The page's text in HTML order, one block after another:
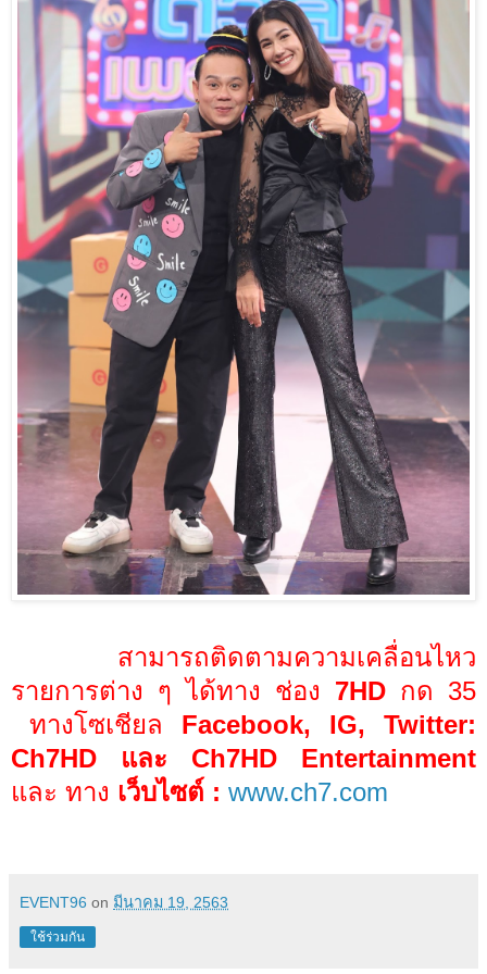
สามารถติดตามความเคลื่อนไหว
รายการต่าง ๆ ได้ทาง ช่อง 7HD กด 35
ทางโซเชียล Facebook, IG, Twitter:
Ch7HD และ Ch7HD Entertainment
และ ทาง เว็บไซต์ : www.ch7.com
EVENT96 on มีนาคม 19, 2563
ใช้ร่วมกัน